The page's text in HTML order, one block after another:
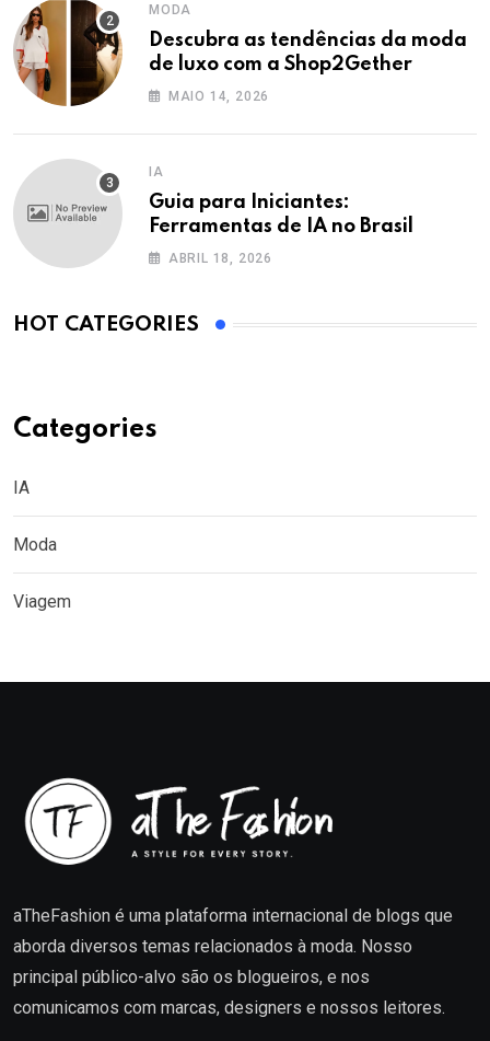
MODA
Descubra as tendências da moda
de luxo com a Shop2Gether
MAIO 14, 2026
IA
Guia para Iniciantes:
Ferramentas de IA no Brasil
ABRIL 18, 2026
HOT CATEGORIES
Categories
IA
Moda
Viagem
aTheFashion é uma plataforma internacional de blogs que
aborda diversos temas relacionados à moda. Nosso
principal público-alvo são os blogueiros, e nos
comunicamos com marcas, designers e nossos leitores.